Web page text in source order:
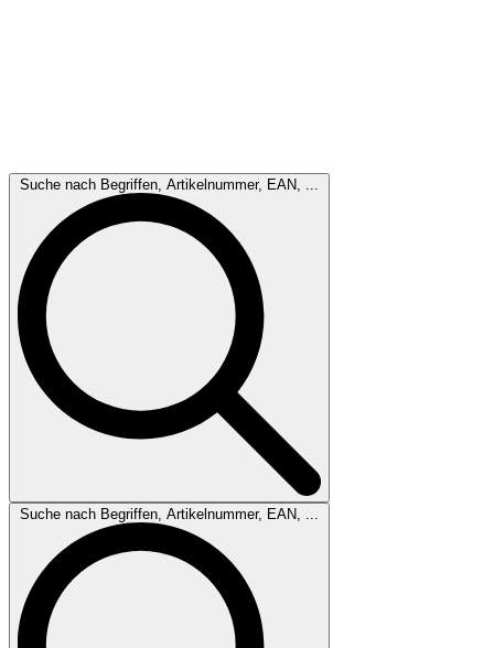
Suche nach Begriffen, Artikelnummer, EAN, ...
Suche nach Begriffen, Artikelnummer, EAN, ...